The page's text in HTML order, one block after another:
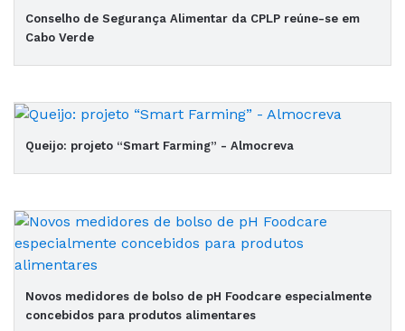
Conselho de Segurança Alimentar da CPLP reúne-se em
Cabo Verde
Queijo: projeto “Smart Farming” - Almocreva
Novos medidores de bolso de pH Foodcare especialmente
concebidos para produtos alimentares